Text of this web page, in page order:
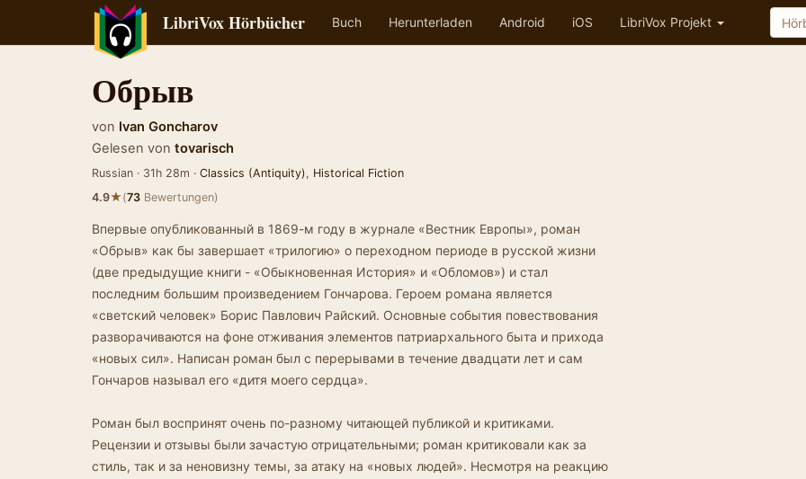
LibriVox Hörbücher Buch Herunterladen Android iOS LibriVox Projekt
Обрыв
von Ivan Goncharov
Gelesen von tovarisch
Russian · 31h 28m · Classics (Antiquity), Historical Fiction
4.9★(73 Bewertungen)
Впервые опубликованный в 1869-м году в журнале «Вестник Европы», роман
«Обрыв» как бы завершает «трилогию» о переходном периоде в русской жизни
(две предыдущие книги - «Обыкновенная История» и «Обломов») и стал
последним большим произведением Гончарова. Героем романа является
«светский человек» Борис Павлович Райский. Основные события повествования
разворачиваются на фоне отживания элементов патриархального быта и прихода
«новых сил». Написан роман был с перерывами в течение двадцати лет и сам
Гончаров называл его «дитя моего сердца».
Роман был воспринят очень по-разному читающей публикой и критиками.
Рецензии и отзывы были зачастую отрицательными; роман критиковали как за
стиль, так и за неновизну темы, за атаку на «новых людей». Несмотря на реакцию